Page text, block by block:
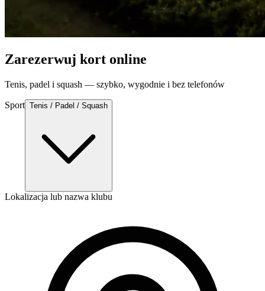
Zarezerwuj kort online
Tenis, padel i squash — szybko, wygodnie i bez telefonów
Sport Tenis / Padel / Squash
Lokalizacja lub nazwa klubu